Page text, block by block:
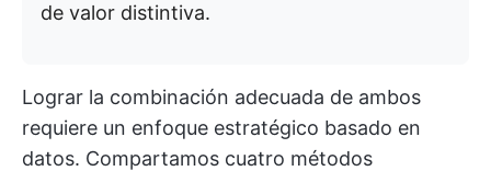
de valor distintiva.
Lograr la combinación adecuada de ambos
requiere un enfoque estratégico basado en
datos. Compartamos cuatro métodos